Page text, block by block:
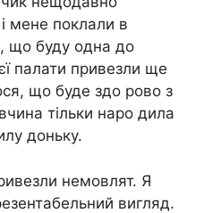
мене поклали в
що буду одна до
палати привезли ще
що буде здо рово з
тільки наро дила
доньку.
немовлят. Я
вигляд.